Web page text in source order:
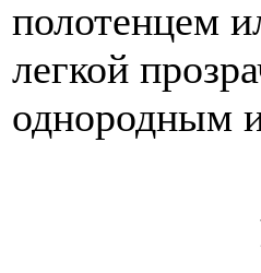
полотенцем
легкой
однородным